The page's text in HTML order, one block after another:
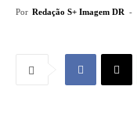
Por Redação S+ Imagem DR -